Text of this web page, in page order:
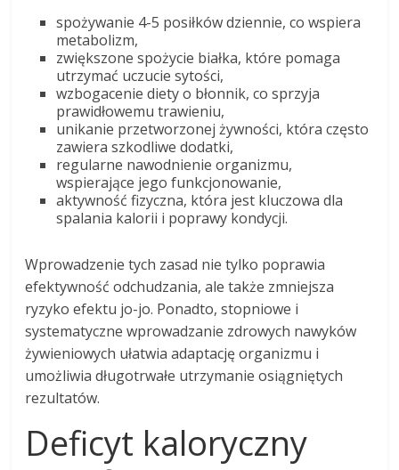
spożywanie 4-5 posiłków dziennie, co wspiera
metabolizm,
zwiększone spożycie białka, które pomaga
utrzymać uczucie sytości,
wzbogacenie diety o błonnik, co sprzyja
prawidłowemu trawieniu,
unikanie przetworzonej żywności, która często
zawiera szkodliwe dodatki,
regularne nawodnienie organizmu,
wspierające jego funkcjonowanie,
aktywność fizyczna, która jest kluczowa dla
spalania kalorii i poprawy kondycji.
Wprowadzenie tych zasad nie tylko poprawia
efektywność odchudzania, ale także zmniejsza
ryzyko efektu jo-jo. Ponadto, stopniowe i
systematyczne wprowadzanie zdrowych nawyków
żywieniowych ułatwia adaptację organizmu i
umożliwia długotrwałe utrzymanie osiągniętych
rezultatów.
Deficyt kaloryczny